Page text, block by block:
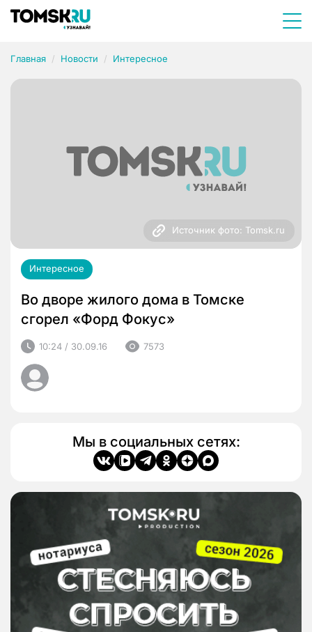
Главная Новости Интересное
Источник фото: Tomsk.ru
Интересное
Во дворе жилого дома в Томске
сгорел «Форд Фокус»
10:24 / 30.09.16 7573
Мы в социальных сетях: